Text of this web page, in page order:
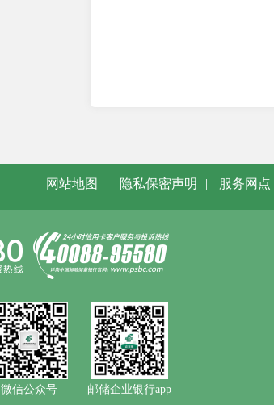
网站地图 | 隐私保密声明 | 服务网点
微信公众号 邮储企业银行app